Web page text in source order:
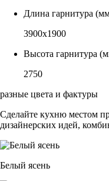
Длина гарнитура
3900х1900
Высота гарнитура
2750
разные цвета и фактуры
Сделайте кухню местом
дизайнерских идей,
Белый ясень